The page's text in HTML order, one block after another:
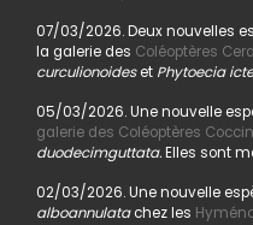
07/03/2026. Deux nouvelles
la galerie des Coléoptères
curculionoideset Phytoecia
05/03/2026. Une nouvelle
galerie des Coléoptères
duodecimguttata.Elles sont
02/03/2026. Une nouvelle
alboannulatachez les